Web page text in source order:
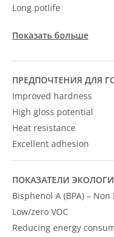
Long potlife
Показать больше
ПРЕДПОЧТЕНИЯ ДЛЯ
Improved hardness
High gloss potential
Heat resistance
Excellent adhesion
ПОКАЗАТЕЛИ
Bisphenol A (BPA) –
Low/zero VOC
Reducing energy